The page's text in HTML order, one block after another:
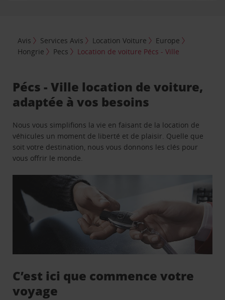
Avis Services Avis Location Voiture
Europe
Hongrie
Pecs Location de voiture Pécs - Ville
Pécs - Ville location de voiture,
adaptée à vos besoins
Nous vous simplifions la vie en faisant de la location de
véhicules un moment de liberté et de plaisir. Quelle que
soit votre destination, nous vous donnons les clés pour
vous offrir le monde.
C’est ici que commence votre
voyage